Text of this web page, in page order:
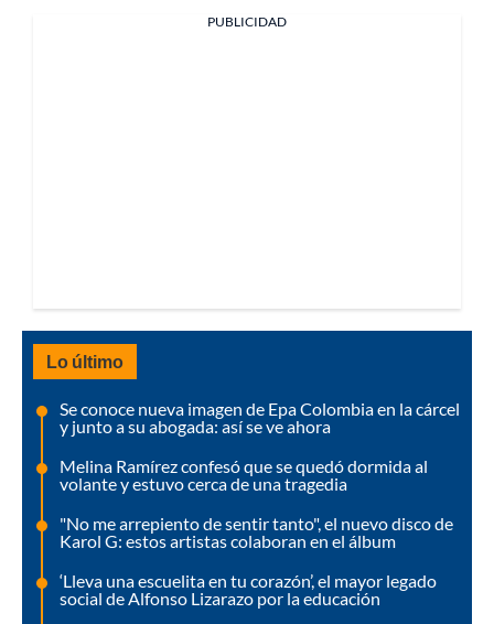
PUBLICIDAD
Lo último
Se conoce nueva imagen de Epa Colombia en la cárcel
y junto a su abogada: así se ve ahora
Melina Ramírez confesó que se quedó dormida al
volante y estuvo cerca de una tragedia
"No me arrepiento de sentir tanto", el nuevo disco de
Karol G: estos artistas colaboran en el álbum
‘Lleva una escuelita en tu corazón’, el mayor legado
social de Alfonso Lizarazo por la educación